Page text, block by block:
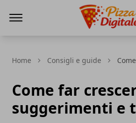
Home Consigli e guide
Come far
suggerimenti e